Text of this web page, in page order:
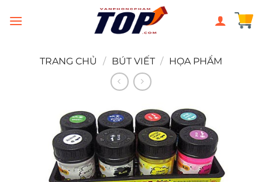
đến
TRANG CHỦ
/ BÚT VIẾT / HỌA PHẨM